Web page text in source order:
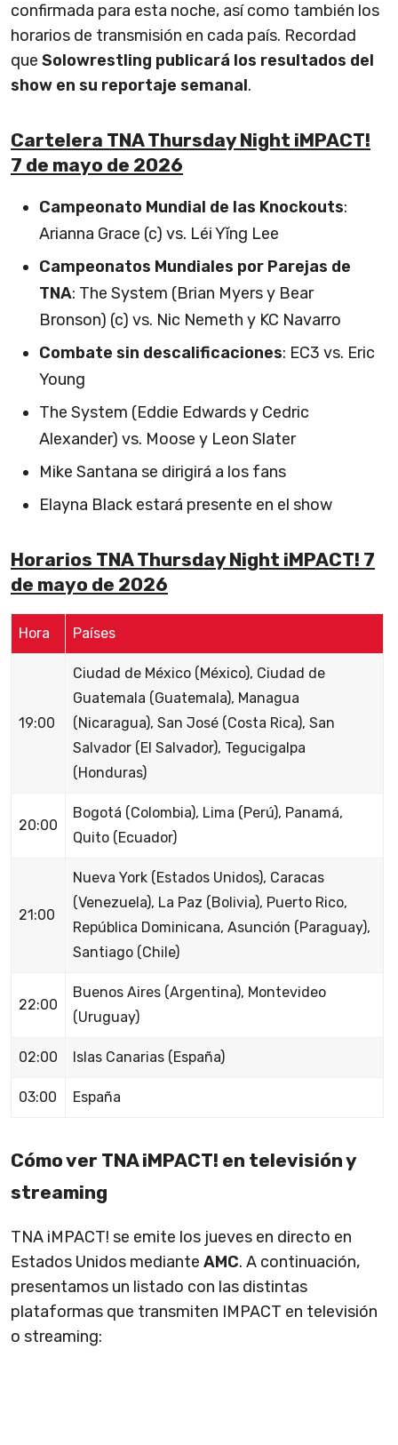
confirmada para esta noche, así como también los
horarios de transmisión en cada país. Recordad
que Solowrestling publicará los resultados del
show en su reportaje semanal.
Cartelera TNA Thursday Night iMPACT!
7 de mayo de 2026
Campeonato Mundial de las Knockouts:
Arianna Grace (c) vs. Léi Yǐng Lee
Campeonatos Mundiales por Parejas de
TNA: The System (Brian Myers y Bear
Bronson) (c) vs. Nic Nemeth y KC Navarro
Combate sin descalificaciones: EC3 vs. Eric
Young
The System (Eddie Edwards y Cedric
Alexander) vs. Moose y Leon Slater
Mike Santana se dirigirá a los fans
Elayna Black estará presente en el show
Horarios TNA Thursday Night iMPACT! 7
de mayo de 2026
Hora Países
19:00
Ciudad de México (México), Ciudad de
Guatemala (Guatemala), Managua
(Nicaragua), San José (Costa Rica), San
Salvador (El Salvador), Tegucigalpa
(Honduras)
20:00
Bogotá (Colombia), Lima (Perú), Panamá,
Quito (Ecuador)
21:00
Nueva York (Estados Unidos), Caracas
(Venezuela), La Paz (Bolivia), Puerto Rico,
República Dominicana, Asunción (Paraguay),
Santiago (Chile)
22:00
Buenos Aires (Argentina), Montevideo
(Uruguay)
02:00 Islas Canarias (España)
03:00 España
Cómo ver TNA iMPACT! en televisión y
streaming
TNA iMPACT! se emite los jueves en directo en
Estados Unidos mediante AMC. A continuación,
presentamos un listado con las distintas
plataformas que transmiten IMPACT en televisión
o streaming: